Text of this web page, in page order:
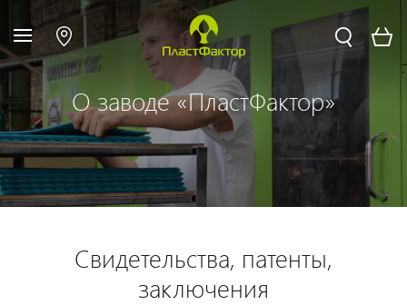
О заводе «ПластФактор»
Свидетельства, патенты,
заключения